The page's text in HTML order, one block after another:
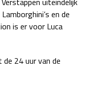
en de
is er voor Luca
24 uur van de